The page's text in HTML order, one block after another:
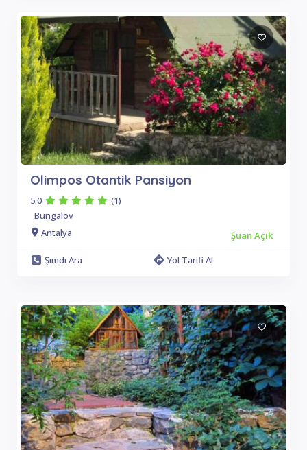
Olimpos Otantik Pansiyon
5.0
(1)
Bungalov
Antalya
Şuan Açık
Şimdi Ara
Yol Tarifi Al